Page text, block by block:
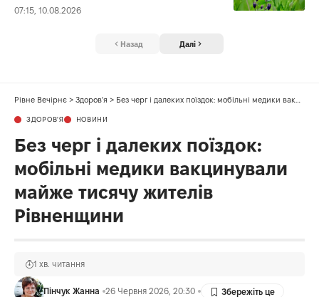
07:15, 10.08.2026
Назад Далі
Рівне Вечірнє > Здоров'я > Без черг і далеких поїздок: мобільні медики вакцинували майже тисячу жителів Рівненщини
ЗДОРОВ'Я НОВИНИ
Без черг і далеких поїздок:
мобільні медики вакцинували
майже тисячу жителів
Рівненщини
Пінчук Жанна 26 Червня 2026, 20:30
1 хв. читання